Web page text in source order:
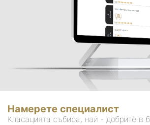
Намерете специалист
Класацията събира, най - добрите в